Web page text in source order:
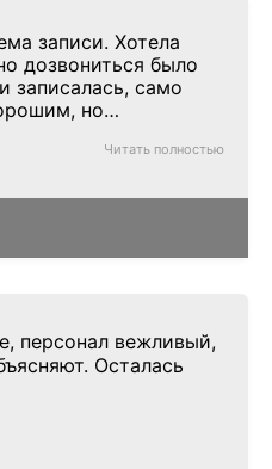
записи. Хотела
дозвониться было
записалась, само
но
Читать полностью
персонал вежливый,
Осталась